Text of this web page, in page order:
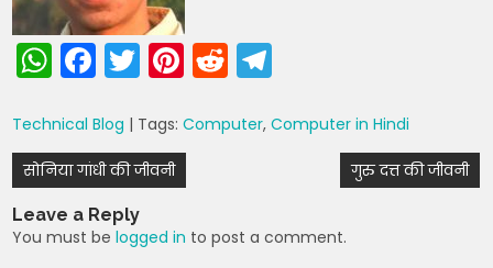
W
a
ts
A
p
F
c
e
b
o
T
itt
er
Pi
er
e
st
R
d e
m
Technical Blog | Tags:Computer,Computer in Hindi
Post
navigation
सोनिया गांधी की जीवनी गुरु दत्त की जीवनी
Leave a Reply
You must belogged in to post a comment.